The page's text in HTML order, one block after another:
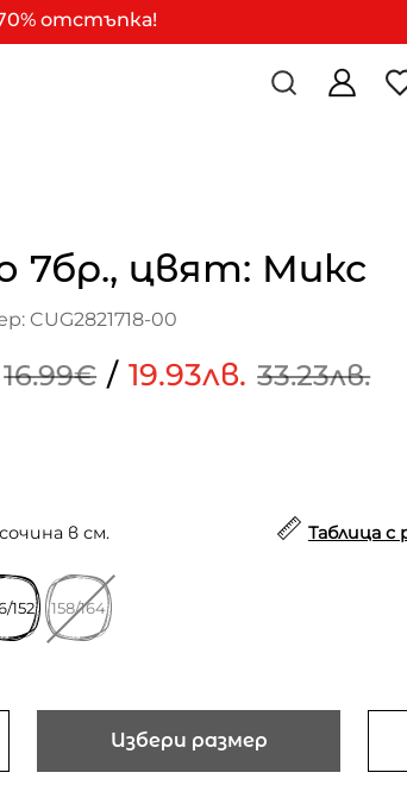
отстъпка!
7бр., цвят: Микс
CUG2821718-00
16.99€ / 19.93лв. 33.23лв.
в см. Таблица с
152 158/164
Избери размер